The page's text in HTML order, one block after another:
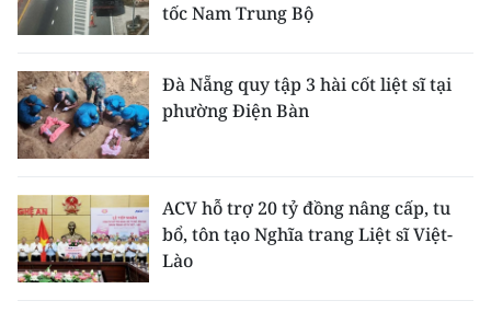
tốc Nam Trung Bộ
Đà Nẵng quy tập 3 hài cốt liệt sĩ tại
phường Điện Bàn
ACV hỗ trợ 20 tỷ đồng nâng cấp, tu
bổ, tôn tạo Nghĩa trang Liệt sĩ Việt-
Lào